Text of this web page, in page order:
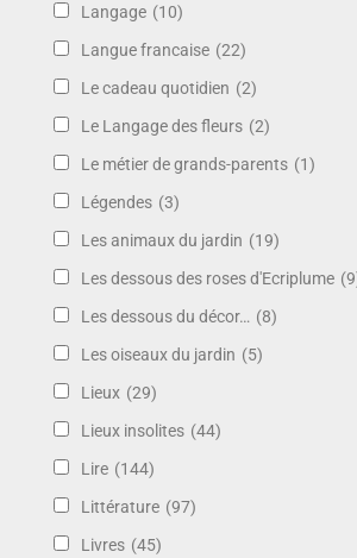
Langage (10)
Langue francaise (22)
Le cadeau quotidien (2)
Le Langage des fleurs (2)
Le métier de grands-parents (1)
Légendes (3)
Les animaux du jardin (19)
Les dessous des roses d'Ecriplume
Les dessous du décor… (8)
Les oiseaux du jardin (5)
Lieux (29)
Lieux insolites (44)
Lire (144)
Littérature (97)
Livres (45)